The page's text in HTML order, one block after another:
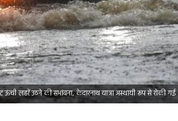
ऊंची लहरें उठने की सभांवना, केदारनाथ यात्रा अस्थायी रूप से रोकी गई